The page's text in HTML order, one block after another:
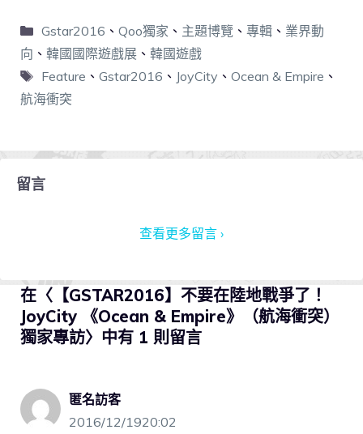
Gstar2016 、 Qoo獨家 、 主題博覽 、 專輯、 業界動
向 、 韓國國際遊戲展 、 韓國遊戲
Feature 、 Gstar2016 、 JoyCity 、 Ocean & Empire 、
航海衝突
留言
查看更多留言 ›
在〈【GSTAR2016】不要在陸地戰爭了！
JoyCity 《Ocean & Empire》（航海衝突）
獨家專訪〉中有 1 則留言
匿名訪客
2016/12/1920:02